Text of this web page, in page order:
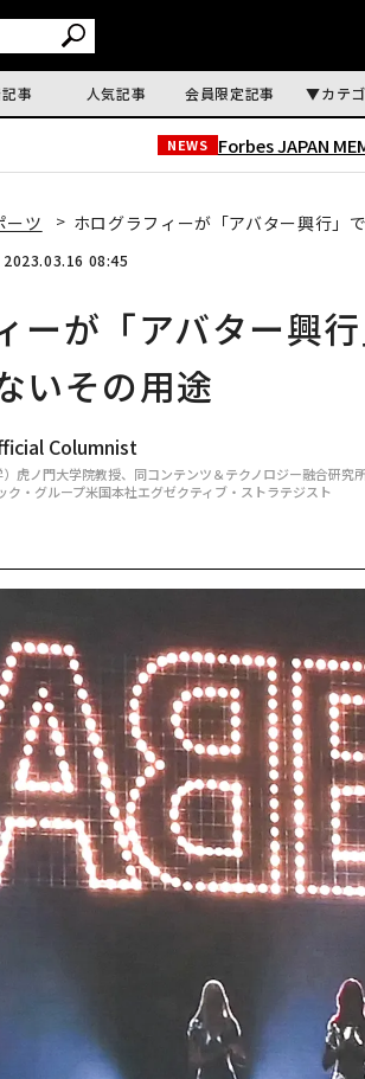
事 人気記事 会員限定記事 カテ
NEWS Forbes JAPAN
ーツ ホログラフィーが「アバター興行
2023.03.16 08:45
ーが「アバター興
いその用途
Columnist
虎ノ門大学院教授、同コンテンツ＆テクノロジー融合研究
ク・グループ米国本社エグゼクティブ・ストラテジスト